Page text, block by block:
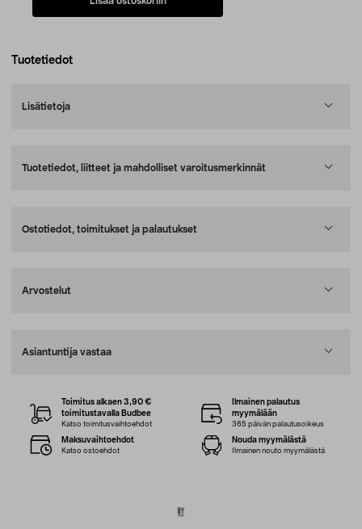
Tuotetiedot
Lisätietoja
Tuotetiedot, liitteet ja mahdolliset varoitusmerkinnät
Ostotiedot, toimitukset ja palautukset
Arvostelut
Asiantuntija vastaa
Toimitus alkaen 3,90 €
toimitustavalla Budbee
Katso toimitusvaihtoehdot
Ilmainen palautus
myymälään
365 päivän palautusoikeus
Maksuvaihtoehdot
Katso ostoehdot
Nouda myymälästä
Ilmainen nouto myymälästä